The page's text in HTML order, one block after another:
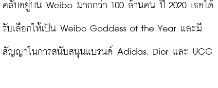
คลับอยู่บน Weibo มากกว่า 100 ล้านคน ปี 2020 เธอได้
รับเลือกให้เป็น Weibo Goddess of the Year และมี
สัญญาในการสนับสนุนแบรนด์ Adidas, Dior และ UGG